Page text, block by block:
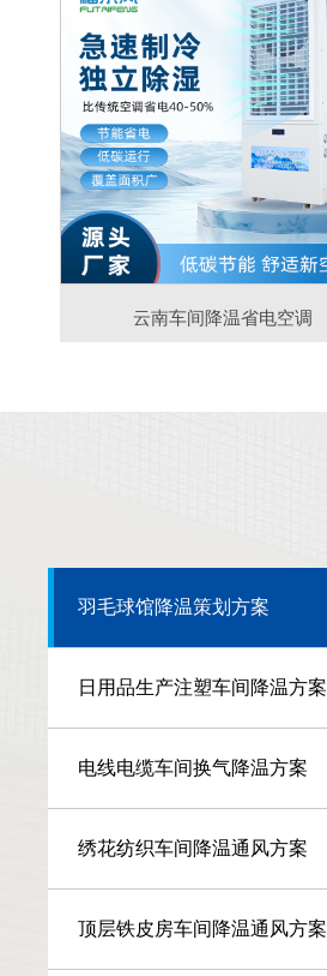
云南车间降温省电空调
羽毛球馆降温策划方案
日用品生产注塑车间降温方案
电线电缆车间换气降温方案
绣花纺织车间降温通风方案
顶层铁皮房车间降温通风方案